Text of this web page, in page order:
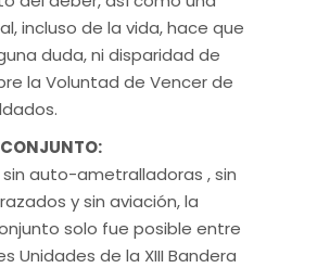
incluso de la vida, hace que
duda, ni disparidad de
la Voluntad de Vencer de
sin auto-ametralladoras , sin
y sin aviación, la
solo fue posible entre
Unidades de la XIII Bandera